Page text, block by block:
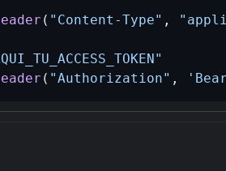
( "Content-Type" ,
( "Authorization" ,